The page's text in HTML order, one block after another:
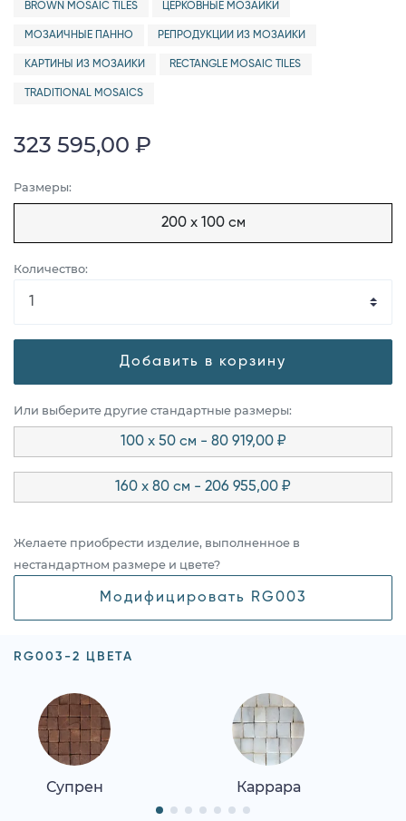
BROWN MOSAIC TILES ЦЕРКОВНЫЕ МОЗАИКИ
МОЗАИЧНЫЕ ПАННО РЕПРОДУКЦИИ ИЗ МОЗАИКИ
КАРТИНЫ ИЗ МОЗАИКИ RECTANGLE MOSAIC TILES
TRADITIONAL MOSAICS
323 595,00 ₽
Размеры:
200 x 100 см
Количество:
Добавить в корзину
Или выберите другие стандартные размеры:
100 x 50 см - 80 919,00 ₽
160 x 80 см - 206 955,00 ₽
Желаете приобрести изделие, выполненное в
нестандартном размере и цвете?
Модифицировать RG003
RG003-2 ЦВЕТА
Супрен Каррара